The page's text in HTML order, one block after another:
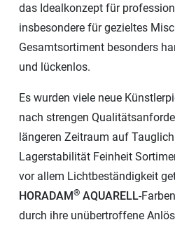
das Idealkonzept für
insbesondere für gezieltes
Gesamtsortiment besonders
und lückenlos.
Es wurden viele neue
nach strengen
längeren Zeitraum auf
Lagerstabilität Feinheit
vor allem Lichtbeständigkeit
HORADAM® AQUARELL-
durch ihre unübertroffene